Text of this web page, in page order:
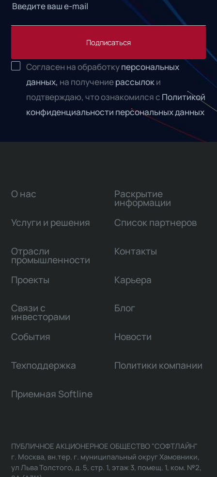
Подписаться
Согласен на обработкуперсональных
данных, на получениерассылок и
подтверждаю, что ознакомился с Политикой
конфиденциальности персональных данных
О нас
Услуги и решения
Отрасли
промышленности
Проекты
Связи с
инвесторами
Раскрытие
информации
Список партнеров
Контакты
Карьера
Блог
События Новости
Техподдержка Политики компании
Приемная Softline
ПУБЛИЧНОЕ АКЦИОНЕРНОЕ ОБЩЕСТВО "СОФТЛАЙН"
г. Москва, вн.тер. г. муниципальный округ Хамовники,
ул Льва Толстого, д. 5, стр. 1, этаж 3, помещ. 1, ком. №2,